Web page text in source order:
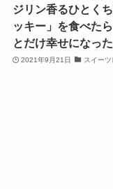
ジリン香るひとく
ッキー」を食べた
とだけ幸せになった
2021年9月21日 スイー